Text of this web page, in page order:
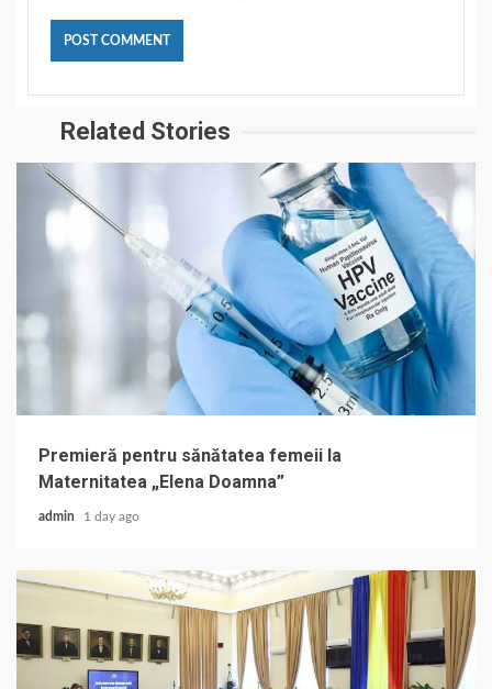
Related Stories
Premieră pentru sănătatea femeii la
Maternitatea „Elena Doamna”
admin 1 day ago